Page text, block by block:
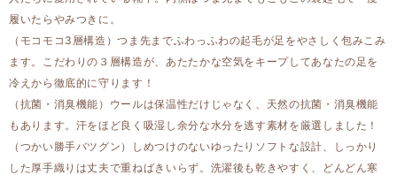
履いたらやみつきに。
（モコモコ3層構造）つま先までふわっふわの起毛が足をやさしく包みこみ
ます。こだわりの３層構造が、あたたかな空気をキープしてあなたの足を
冷えから徹底的に守ります！
（抗菌・消臭機能）ウールは保温性だけじゃなく、天然の抗菌・消臭機能
もあります。汗をほど良く吸湿し余分な水分を逃す素材を厳選しました！
（つかい勝手バツグン）しめつけのないゆったりソフトな設計、しっかり
した厚手織りは丈夫で重ねばきいらず。洗濯後も乾きやすく、どんどん寒